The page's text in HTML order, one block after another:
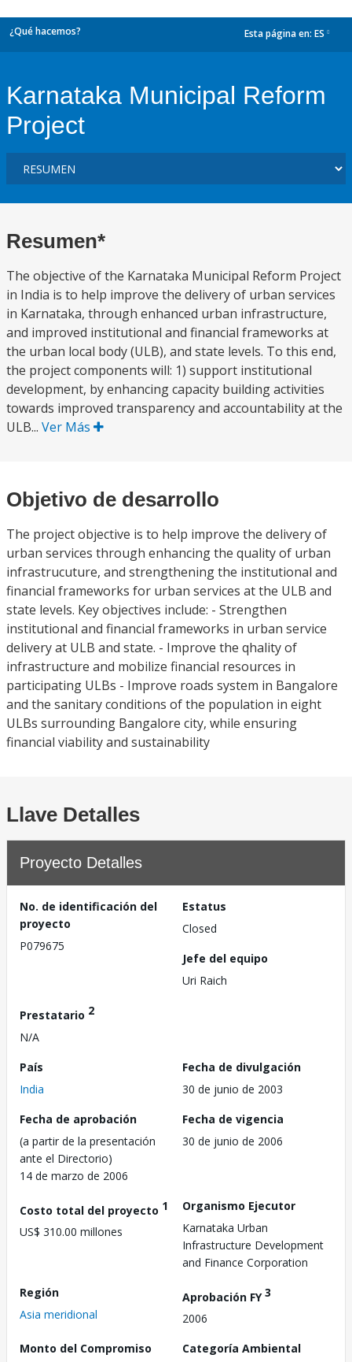
¿Qué hacemos? Esta página en: ES
Karnataka Municipal Reform
Project
Resumen*
The objective of the Karnataka Municipal Reform Project
in India is to help improve the delivery of urban services
in Karnataka, through enhanced urban infrastructure,
and improved institutional and financial frameworks at
the urban local body (ULB), and state levels. To this end,
the project components will: 1) support institutional
development, by enhancing capacity building activities
towards improved transparency and accountability at the
ULB... Ver Más
Objetivo de desarrollo
The project objective is to help improve the delivery of
urban services through enhancing the quality of urban
infrastrucuture, and strengthening the institutional and
financial frameworks for urban services at the ULB and
state levels. Key objectives include: - Strengthen
institutional and financial frameworks in urban service
delivery at ULB and state. - Improve the qhality of
infrastructure and mobilize financial resources in
participating ULBs - Improve roads system in Bangalore
and the sanitary conditions of the population in eight
ULBs surrounding Bangalore city, while ensuring
financial viability and sustainability
Llave Detalles
Proyecto Detalles
No. de identificación del
proyecto
P079675
Estatus
Closed
Jefe del equipo
Uri Raich
Prestatario 2
N/A
País
India
Fecha de divulgación
30 de junio de 2003
Fecha de aprobación
(a partir de la presentación
ante el Directorio)
14 de marzo de 2006
Fecha de vigencia
30 de junio de 2006
Costo total del proyecto 1
US$ 310.00 millones
Organismo Ejecutor
Karnataka Urban
Infrastructure Development
and Finance Corporation
Región
Asia meridional
Aprobación FY3
2006
Monto del Compromiso
Categoría Ambiental